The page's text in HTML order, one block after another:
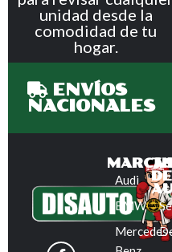
unidad desde la
comodidad de tu
hogar.
ENVÍOS
NACIONALES
Audi
BMW
Mercedes-
DE